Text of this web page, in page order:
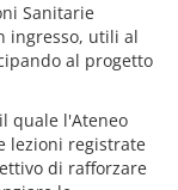
Sanitarie
ingresso, utili al
al progetto
quale l'Ateneo
lezioni registrate
di rafforzare